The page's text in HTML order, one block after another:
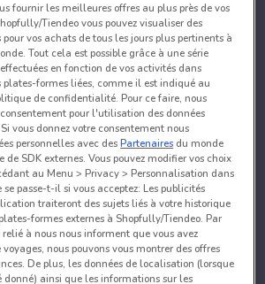
fournir les meilleures offres au plus près de vos
Tiendeo vous pouvez visualiser des
vos achats de tous les jours plus pertinents à
Tout cela est possible grâce à une série
en fonction de vos activités dans
formes liées, comme il est indiqué au
de confidentialité. Pour ce faire, nous
pour l'utilisation des données
vous donnez votre consentement nous
personnelles avec desPartenaires du monde
de SDK externes. Vous pouvez modifier vos choix
au Menu > Privacy > Personnalisation dans
passe-t-il si vous acceptez: Les publicités
traiteront des sujets liés à votre historique
formes externes à Shopfully/Tiendeo. Par
à nous nous informent que vous avez
nous pouvons vous montrer des offres
De plus, les données de localisation (lorsque
donné) ainsi que les informations sur les